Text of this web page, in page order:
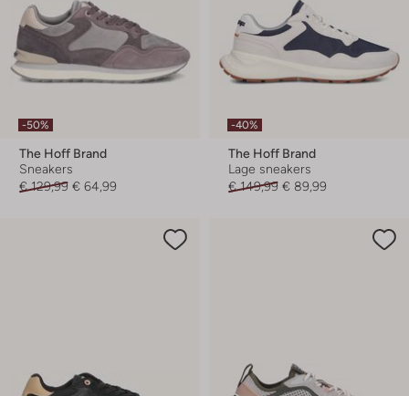
-50%
The Hoff Brand
Sneakers
€ 129,99 € 64,99
-40%
The Hoff Brand
Lage sneakers
€ 149,99 € 89,99